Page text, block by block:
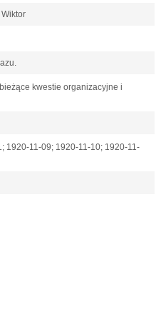
kwestie organizacyjne i
1920-11-09; 1920-11-10; 1920-11-